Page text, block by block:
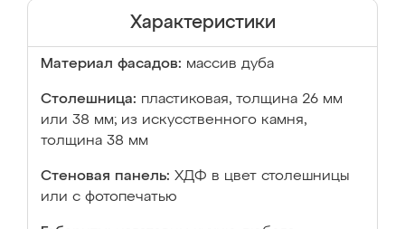
Характеристики
Материал фасадов: массив дуба
Столешница: пластиковая, толщина 26 мм
или 38 мм; из искусственного камня,
толщина 38 мм
Стеновая панель: ХДФ в цвет столешницы
или с фотопечатью